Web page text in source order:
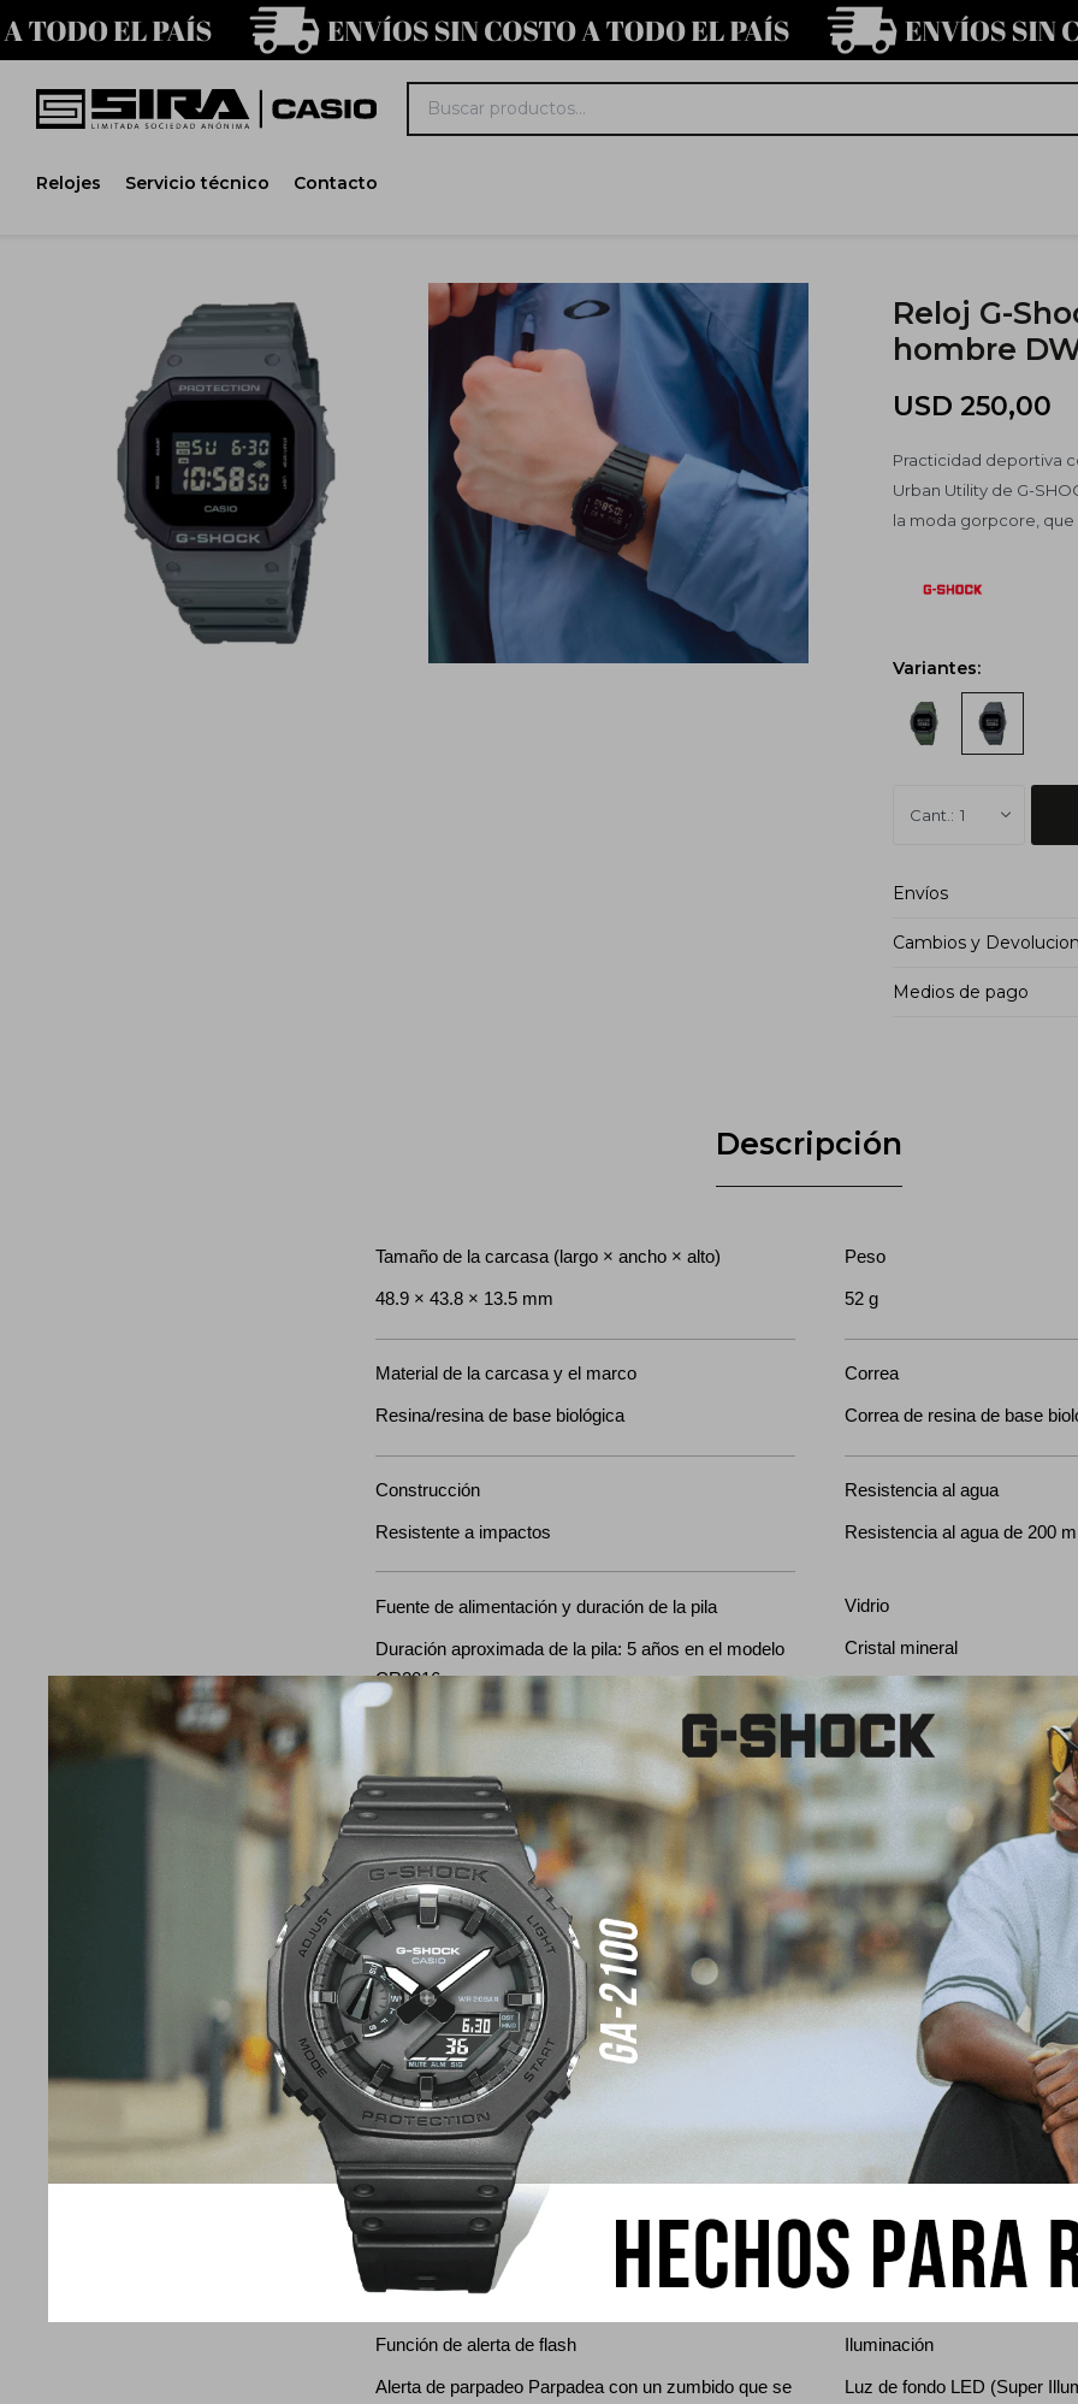
Relojes Servicio técnico Contacto
Reloj G-
hombre
USD 250,00
Practicidad deportiva
Urban Utility de G-
la moda gorpcore, que
Variantes:
1
Envíos
Cambios y
Medios de pago
Descripción
Tamaño de la carcasa (largo × ancho × alto)
48.9 × 43.8 × 13.5 mm
Peso
52 g
Material de la carcasa y el marco
Resina/resina de base biológica
Correa
Correa de resina de base
Construcción
Resistente a impactos
Resistencia al agua
Resistencia al agua de 200 m
Fuente de alimentación y duración de la pila
Duración aproximada de la pila: 5 años en el modelo
CR2016
Vidrio
Cristal mineral
Tamaño de banda compatible
145 to 205mm
Cronómetro
Cronómetro de 1/100
medición:
60 minutos) 1:00'00~23:59'59
60 minutos) Unidad de
(por los primeros 60
de 60 minutos) Modos de
transcurrido, tiempo de
posiciones
Temporizador
Temporizador con cuenta regresiva Unidad de
medición: 1 segundo Rango de cuenta regresiva:
24 horas Rango de ajuste de tiempo inicial de cuenta
regresiva: de 1 segundo a 24 horas (incrementos de
1 segundo, de 1 minuto y de 1 hora) Otros:
Repetición automática
Alarma / Señalización
Señal de hora
Alarma multifunciones
Función de alerta de flash
Alerta de parpadeo Parpadea con un zumbido que se
Iluminación
Luz de fondo LED (Super